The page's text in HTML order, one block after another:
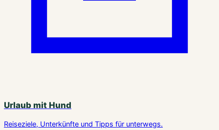
Urlaub mit Hund
Reiseziele, Unterkünfte und Tipps für unterwegs.